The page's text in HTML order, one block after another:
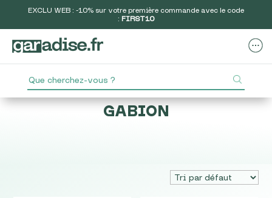
EXCLU WEB : -10% sur votre première commande avec le code
: FIRST10
GABION